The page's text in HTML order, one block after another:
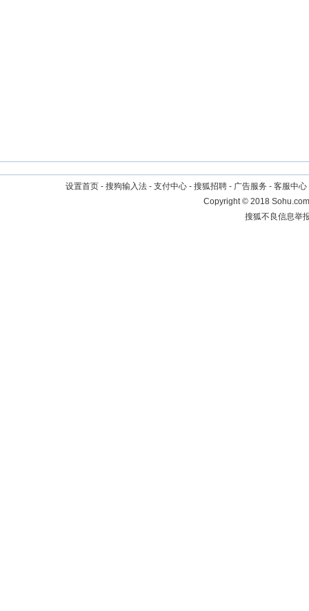
设置首页 - 搜狗输入法 - 支付中心 - 搜狐招聘 - 广告服务 - 客服中心
Copyright©2018
搜狐不良信息举